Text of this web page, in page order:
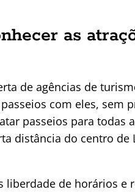
as
de agências de
com eles, sem
passeios para todas
distância do centro de
liberdade de horários e